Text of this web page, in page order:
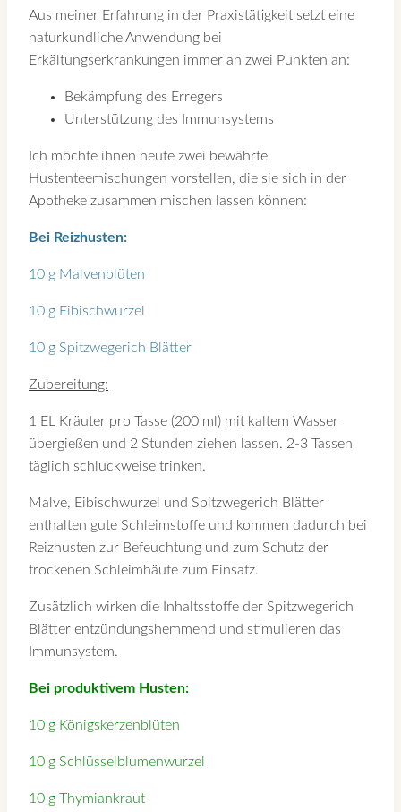
Aus meiner Erfahrung in der Praxistätigkeit setzt eine
naturkundliche Anwendung bei
Erkältungserkrankungen immer an zwei Punkten an:
Bekämpfung des Erregers
Unterstützung des Immunsystems
Ich möchte ihnen heute zwei bewährte
Hustenteemischungen vorstellen, die sie sich in der
Apotheke zusammen mischen lassen können:
Bei Reizhusten:
10 g Malvenblüten
10 g Eibischwurzel
10 g Spitzwegerich Blätter
Zubereitung:
1 EL Kräuter pro Tasse (200 ml) mit kaltem Wasser
übergießen und 2 Stunden ziehen lassen. 2-3 Tassen
täglich schluckweise trinken.
Malve, Eibischwurzel und Spitzwegerich Blätter
enthalten gute Schleimstoffe und kommen dadurch bei
Reizhusten zur Befeuchtung und zum Schutz der
trockenen Schleimhäute zum Einsatz.
Zusätzlich wirken die Inhaltsstoffe der Spitzwegerich
Blätter entzündungshemmend und stimulieren das
Immunsystem.
Bei produktivem Husten:
10 g Königskerzenblüten
10 g Schlüsselblumenwurzel
10 g Thymiankraut